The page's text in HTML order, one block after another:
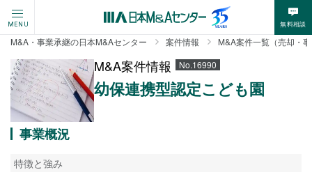
MENU 無料相談
M&A・事業承継の日本M&Aセンター 案件情報 M&A案件一覧（売却・
M&A案件情報 No.16990
幼保連携型認定こども園
事業概況
特徴と強み